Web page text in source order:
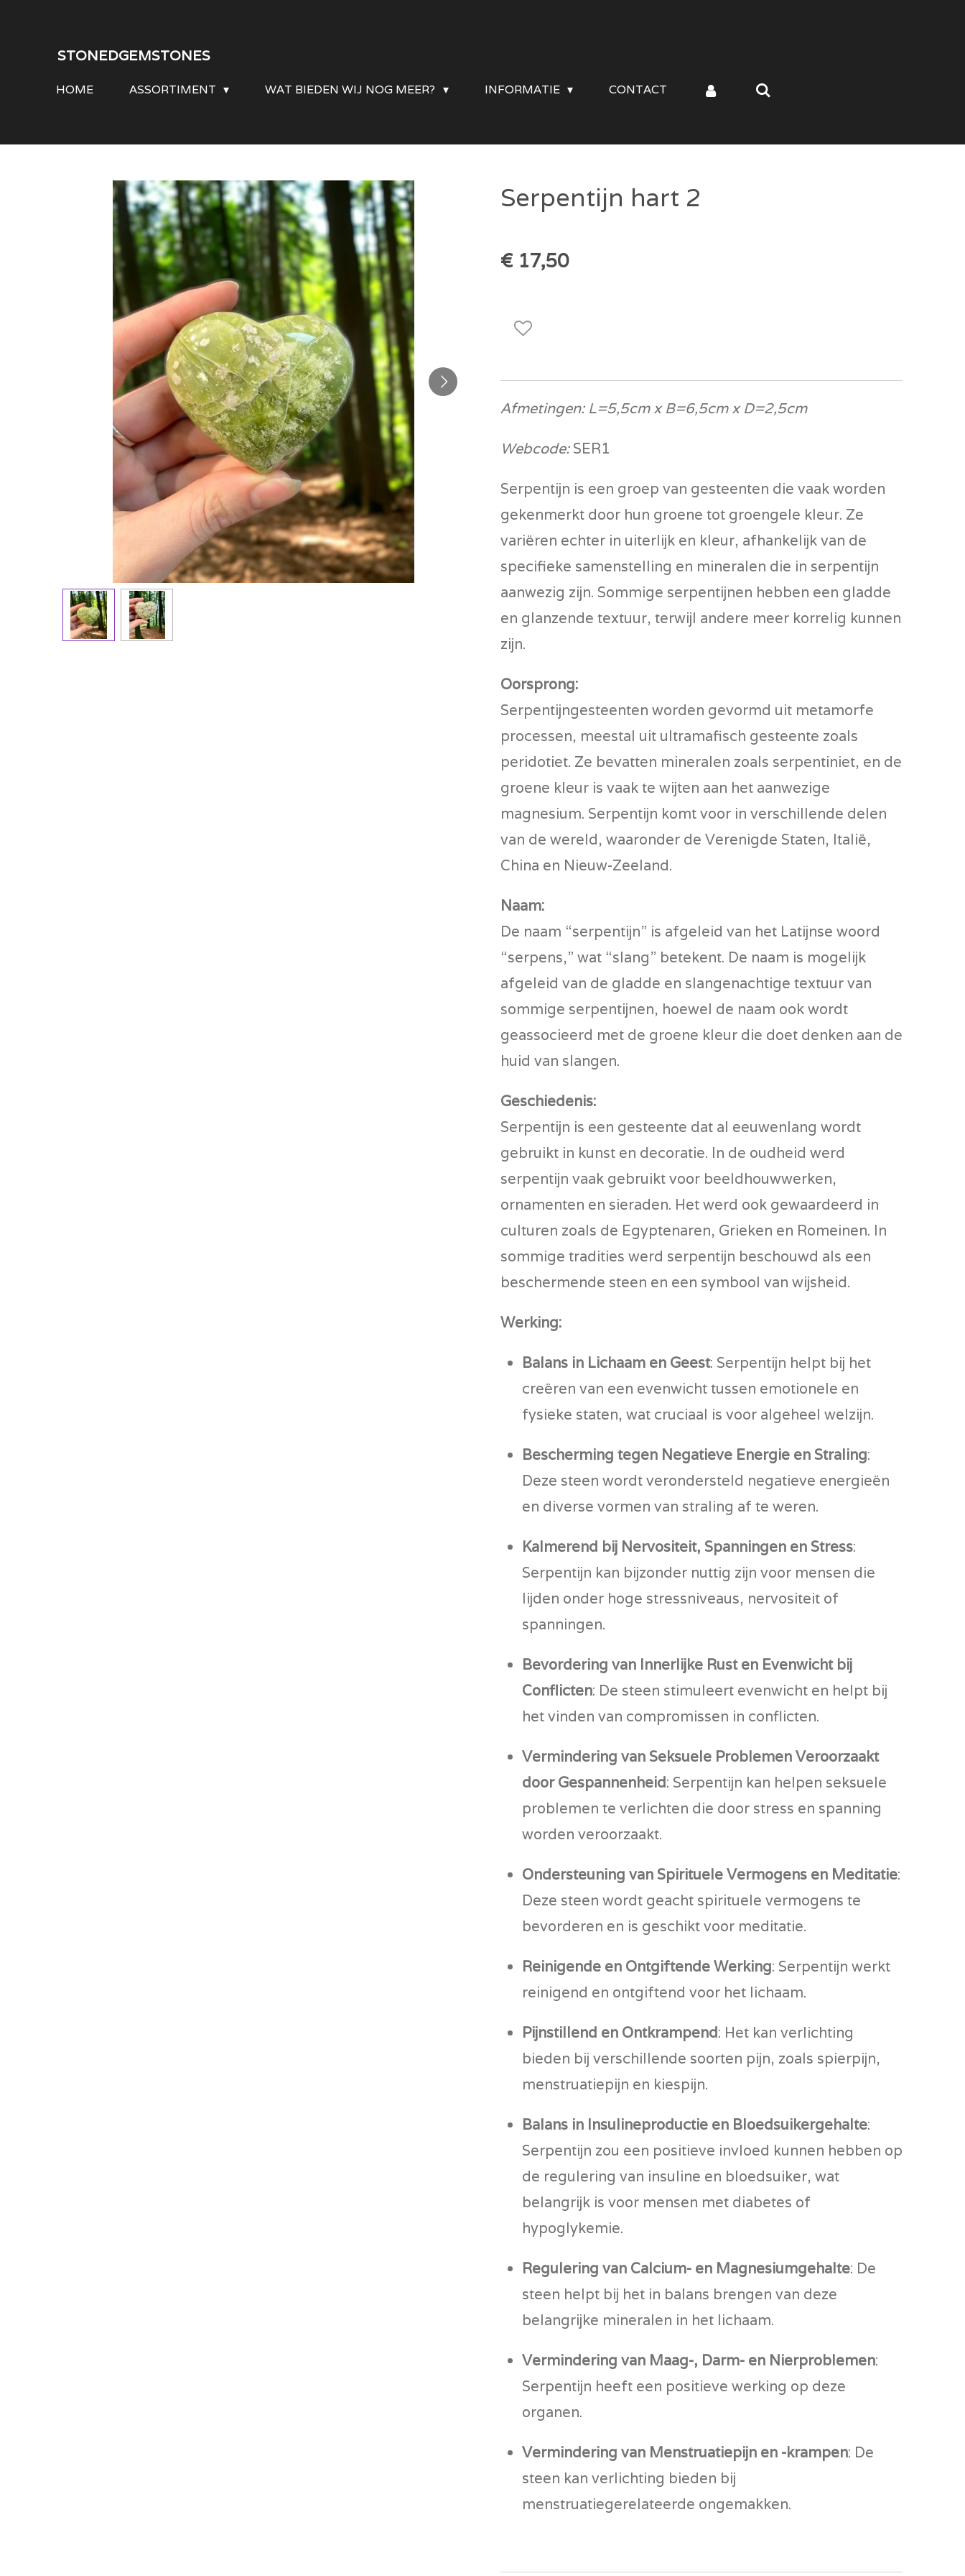
STONEDGEMSTONES
HOME ASSORTIMENT WAT BIEDEN WIJ NOG MEER? INFORMATIE CONTACT
Serpentijn hart 2
€ 17,50
Afmetingen: L=5,5cm x B=6,5cm x D=2,5cm
Webcode:SER1
Serpentijn is een groep van gesteenten die vaak worden
gekenmerkt door hun groene tot groengele kleur. Ze
variëren echter in uiterlijk en kleur, afhankelijk van de
specifieke samenstelling en mineralen die in serpentijn
aanwezig zijn. Sommige serpentijnen hebben een gladde
en glanzende textuur, terwijl andere meer korrelig kunnen
zijn.
Oorsprong:
Serpentijngesteenten worden gevormd uit metamorfe
processen, meestal uit ultramafisch gesteente zoals
peridotiet. Ze bevatten mineralen zoals serpentiniet, en de
groene kleur is vaak te wijten aan het aanwezige
magnesium. Serpentijn komt voor in verschillende delen
van de wereld, waaronder de Verenigde Staten, Italië,
China en Nieuw-Zeeland.
Naam:
De naam “serpentijn” is afgeleid van het Latijnse woord
“serpens,” wat “slang” betekent. De naam is mogelijk
afgeleid van de gladde en slangenachtige textuur van
sommige serpentijnen, hoewel de naam ook wordt
geassocieerd met de groene kleur die doet denken aan de
huid van slangen.
Geschiedenis:
Serpentijn is een gesteente dat al eeuwenlang wordt
gebruikt in kunst en decoratie. In de oudheid werd
serpentijn vaak gebruikt voor beeldhouwwerken,
ornamenten en sieraden. Het werd ook gewaardeerd in
culturen zoals de Egyptenaren, Grieken en Romeinen. In
sommige tradities werd serpentijn beschouwd als een
beschermende steen en een symbool van wijsheid.
Werking:
Balans in Lichaam en Geest: Serpentijn helpt bij het
creëren van een evenwicht tussen emotionele en
fysieke staten, wat cruciaal is voor algeheel welzijn.
Bescherming tegen Negatieve Energie en Straling:
Deze steen wordt verondersteld negatieve energieën
en diverse vormen van straling af te weren.
Kalmerend bij Nervositeit, Spanningen en Stress:
Serpentijn kan bijzonder nuttig zijn voor mensen die
lijden onder hoge stressniveaus, nervositeit of
spanningen.
Bevordering van Innerlijke Rust en Evenwicht bij
Conflicten: De steen stimuleert evenwicht en helpt bij
het vinden van compromissen in conflicten.
Vermindering van Seksuele Problemen Veroorzaakt
door Gespannenheid: Serpentijn kan helpen seksuele
problemen te verlichten die door stress en spanning
worden veroorzaakt.
Ondersteuning van Spirituele Vermogens en Meditatie:
Deze steen wordt geacht spirituele vermogens te
bevorderen en is geschikt voor meditatie.
Reinigende en Ontgiftende Werking: Serpentijn werkt
reinigend en ontgiftend voor het lichaam.
Pijnstillend en Ontkrampend: Het kan verlichting
bieden bij verschillende soorten pijn, zoals spierpijn,
menstruatiepijn en kiespijn.
Balans in Insulineproductie en Bloedsuikergehalte:
Serpentijn zou een positieve invloed kunnen hebben op
de regulering van insuline en bloedsuiker, wat
belangrijk is voor mensen met diabetes of
hypoglykemie.
Regulering van Calcium- en Magnesiumgehalte: De
steen helpt bij het in balans brengen van deze
belangrijke mineralen in het lichaam.
Vermindering van Maag-, Darm- en Nierproblemen:
Serpentijn heeft een positieve werking op deze
organen.
Vermindering van Menstruatiepijn en -krampen: De
steen kan verlichting bieden bij
menstruatiegerelateerde ongemakken.